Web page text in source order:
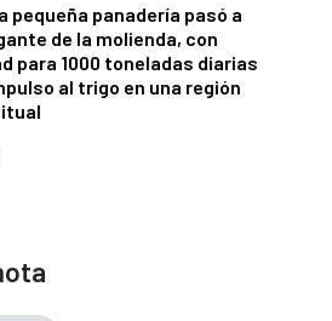
pequeña panadería pasó a
de la molienda, con
para 1000 toneladas diarias
al trigo en una región